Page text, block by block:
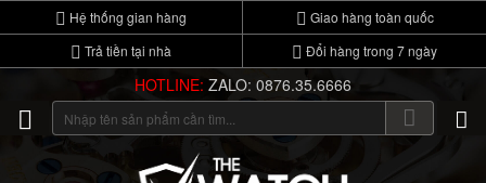
Hệ thống gian hàng
Giao hàng toàn quốc
Trả tiền tại nhà
Đổi hàng trong 7 ngày
HOTLINE: ZALO: 0876.35.6666